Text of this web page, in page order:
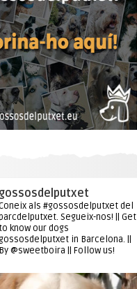
gossosdelputxet
als #gossosdelputxet del
Segueix-nos! || Get
to know our dogs
in Barcelona. ||
By @sweetboira || Follow us!